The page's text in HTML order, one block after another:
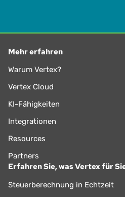
Mehr erfahren
Warum Vertex?
Vertex Cloud
KI-Fähigkeiten
Integrationen
Resources
Partners
Erfahren Sie, was Vertex für
Steuerberechnung in Echtzeit